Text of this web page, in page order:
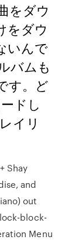
をダウ
をダウ
いんで
バムも
す。ど
ドし
イリ
Shay
and
out
block-
Menu